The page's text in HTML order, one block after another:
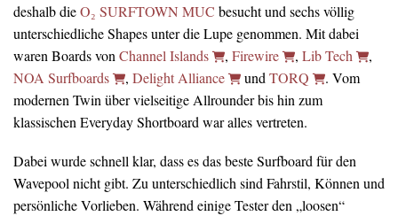
deshalb dieO₂ SURFTOWN MUC besucht und sechs völlig
unterschiedliche Shapes unter die Lupe genommen. Mit dabei
waren Boards von Channel Islands , Firewire , Lib Tech
,
NOA Surfboards
, Delight Alliance und TORQ
. Vom
modernen Twin über vielseitige Allrounder bis hin zum
klassischen Everyday Shortboard war alles vertreten.
Dabei wurde schnell klar, dass es das beste Surfboard für den
Wavepool nicht gibt. Zu unterschiedlich sind Fahrstil, Können und
persönliche Vorlieben. Während einige Tester den „loosen“